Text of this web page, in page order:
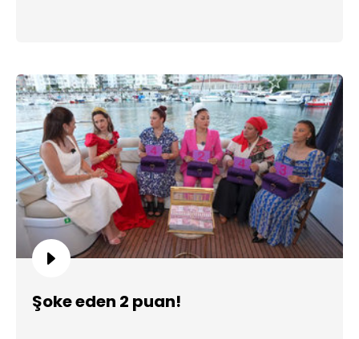
Şoke eden 2 puan!